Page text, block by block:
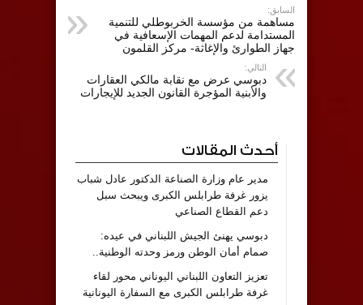
السابق:
مساهمة من مؤسسة الخربوطلي للتنمية
المستدامة لدعم المهمات الإسعافية في
جهاز الطوارئ والإغاثة- مركز القلمون
التالي:
دبوسي عرض مع نقابة مالكي العقارات
والأبنية المؤجرة القانون الجديد للإيجارات
أحدث المقالات
مدير عام وزارة الصناعة الدكتور عادل شباب
يزور غرفة طرابلس الكبرى ويبحث سبل
دعم القطاع الصناعي
دبوسي يهنئ الجيش اللبناني في عيده:
صمام أمان الوطن ورمز وحدته الوطنية..
تعزيز التعاون اللبناني اليوناني محور لقاء
غرفة طرابلس الكبرى مع السفارة اليونانية